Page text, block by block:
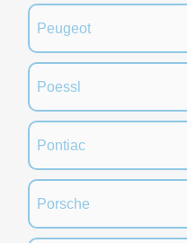
Peugeot
Poessl
Pontiac
Porsche